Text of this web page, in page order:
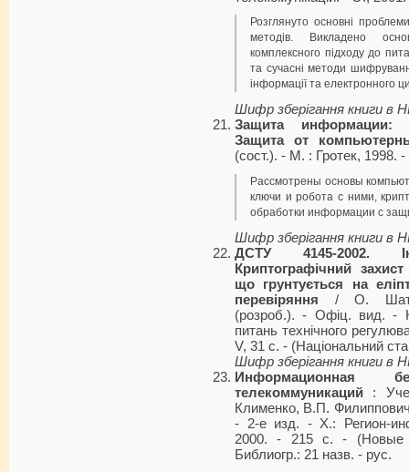
Розглянуто основні
методів. Викладено
комплексного підходу до
та сучасні методи
інформації та електронного
Шифр зберігання книги в
Защита информации:
Защита от
(сост.). - М. : Гротек, 1998.
Рассмотрены основы
ключи и робота с ними,
обработки информации с
Шифр зберігання книги в
ДСТУ 4145-2002.
Криптографічний
що грунтується на
перевіряння / О.
(розроб.). - Офіц. вид. -
питань технічного
V, 31 с. - (Національний
Шифр зберігання книги в
Информационная
телекоммуникаций :
Клименко, В.П.
- 2-е изд. - Х.: Регион-
2000. - 215 с. - (Новые
Библиогр.: 21 назв. - рус.